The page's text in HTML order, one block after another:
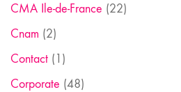
CMA Ile-de-France (22)
Cnam (2)
Contact (1)
Corporate (48)